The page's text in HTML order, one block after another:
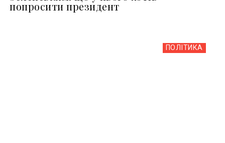
попросити президент
ПОЛІТИКА